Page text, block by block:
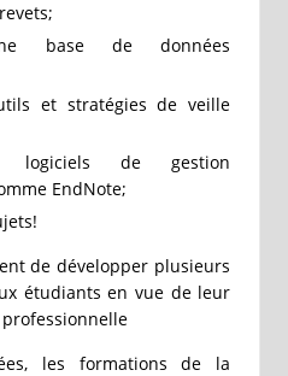
base de données
et stratégies de veille
logiciels de gestion
EndNote;
de développer plusieurs
étudiants en vue de leur
les formations de la